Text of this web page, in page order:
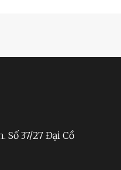
Số 37/27 Đại Cồ